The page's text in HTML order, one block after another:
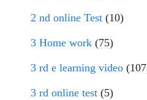
2 nd online Test (10)
3 Home work (75)
3 rd e learning video
3 rd online test (5)